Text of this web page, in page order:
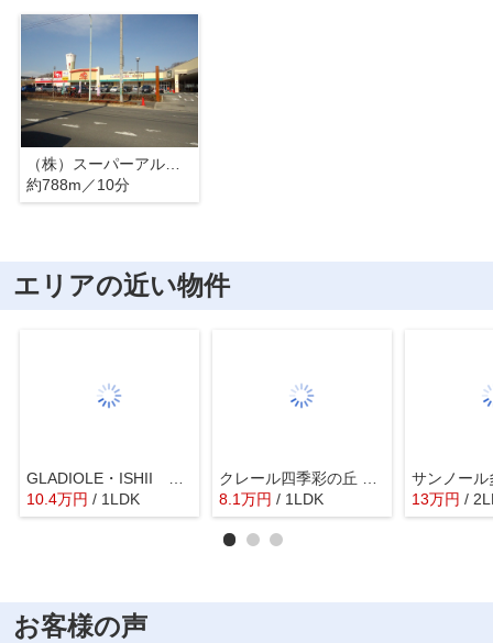
（株）スーパーアルプス 多摩境店
約788m／10分
エリアの近い物件
GLADIOLE・ISHII A棟
10.4万円 / 1LDK
クレール四季彩の丘 六番館
8.1万円 / 1LDK
サンノール
13万円 /
お客様の声